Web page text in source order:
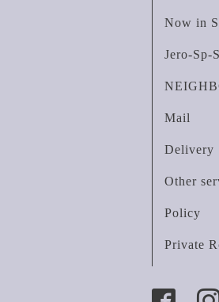
Now in
Jero-Sp-
Mail
Delivery
Other
Policy
Private